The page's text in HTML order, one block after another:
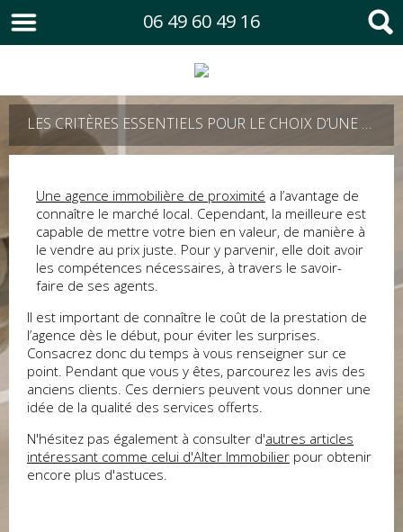
06 49 60 49 16
LES CRITÈRES ESSENTIELS POUR LE CHOIX D’UNE AGENCE IMMOBILIÈRE À LYON ET AUX ENVIRONS
Une agence immobilière de proximité a l’avantage de
connaître le marché local. Cependant, la meilleure est
capable de mettre votre bien en valeur, de manière à
le vendre au prix juste. Pour y parvenir, elle doit avoir
les compétences nécessaires, à travers le savoir-
faire de ses agents.
Il est important de connaître le coût de la prestation de
l’agence dès le début, pour éviter les surprises.
Consacrez donc du temps à vous renseigner sur ce
point. Pendant que vous y êtes, parcourez les avis des
anciens clients. Ces derniers peuvent vous donner une
idée de la qualité des services offerts.
N'hésitez pas également à consulter d'autres articles
intéressant comme celui d'Alter Immobilier pour obtenir
encore plus d'astuces.